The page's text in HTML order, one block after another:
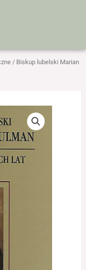
/ Biskup lubelski Marian